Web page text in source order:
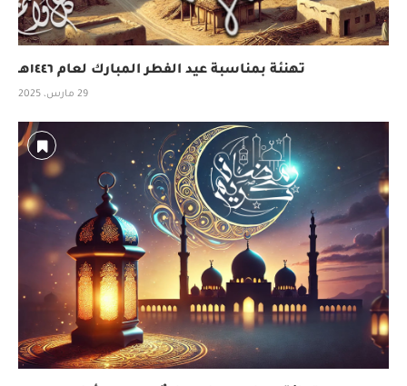
تهنئة بمناسبة عيد الفطر المبارك لعام ١٤٤٦هـ
29 مارس، 2025